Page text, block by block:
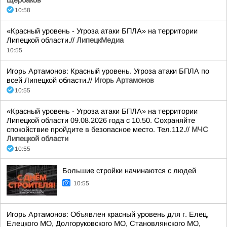
10:58
«Красный уровень - Угроза атаки БПЛА» на территории
Липецкой области.// ЛипецкМедиа
10:55
Игорь Артамонов: Красный уровень. Угроза атаки БПЛА по
всей Липецкой области.// Игорь Артамонов
10:55
«Красный уровень - Угроза атаки БПЛА» на территории
Липецкой области 09.08.2026 года с 10.50. Сохраняйте
спокойствие пройдите в безопасное место. Тел.112.// МЧС
Липецкой области
10:55
Большие стройки начинаются с людей
10:55
Игорь Артамонов: Объявлен красный уровень для г. Елец,
Елецкого МО, Долгоруковского МО, Становлянского МО,